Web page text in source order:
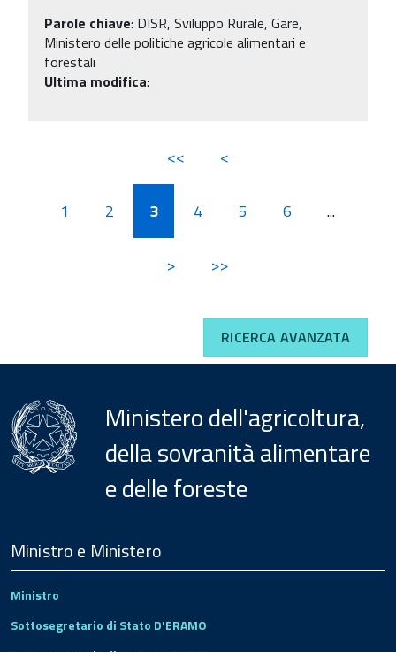
Parole chiave: DISR, Sviluppo Rurale, Gare,
Ministero delle politiche agricole alimentari e
forestali
Ultima modifica:
<< <
1 2 3 4 5 6 ...
> >>
RICERCA AVANZATA
Ministero dell'agricoltura,
della sovranità alimentare
e delle foreste
Footer
Ministro e Ministero
Ministro
Sottosegretario di Stato D'ERAMO